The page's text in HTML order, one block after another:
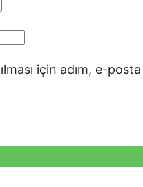
için adım, e-